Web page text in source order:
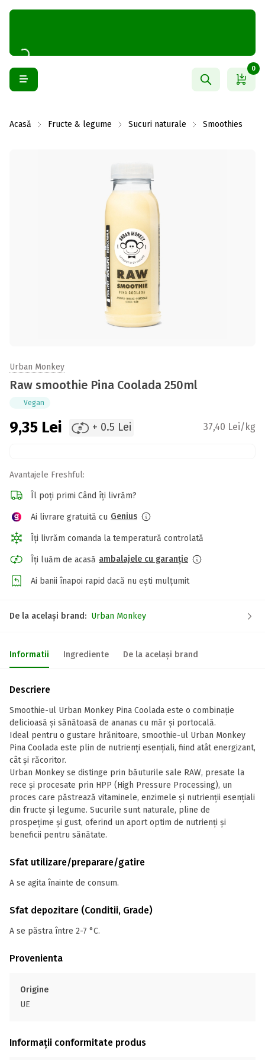
0
Acasă Fructe & legume Sucuri naturale Smoothies
Urban Monkey
Raw smoothie Pina Coolada 250ml
Vegan
9,35 Lei + 0.5 Lei 37,40 Lei/kg
Avantajele Freshful:
Îl poți primi Când îți livrăm?
Ai livrare gratuită cu Genius
Îți livrăm comanda la temperatură controlată
Îți luăm de acasă ambalajele cu garanție
Ai banii înapoi rapid dacă nu ești mulțumit
De la același brand: Urban Monkey
Informatii Ingrediente De la același brand
Descriere
Smoothie-ul Urban Monkey Pina Coolada este o combinație
delicioasă și sănătoasă de ananas cu măr și portocală.
Ideal pentru o gustare hrănitoare, smoothie-ul Urban Monkey
Pina Coolada este plin de nutrienți esențiali, fiind atât energizant,
cât și răcoritor.
Urban Monkey se distinge prin băuturile sale RAW, presate la
rece și procesate prin HPP (High Pressure Processing), un
proces care păstrează vitaminele, enzimele și nutrienții esențiali
din fructe și legume. Sucurile sunt naturale, pline de
prospețime și gust, oferind un aport optim de nutrienți și
beneficii pentru sănătate.
Sfat utilizare/preparare/gatire
A se agita înainte de consum.
Sfat depozitare (Conditii, Grade)
A se păstra între 2-7 °C.
Provenienta
Origine
UE
Informații conformitate produs